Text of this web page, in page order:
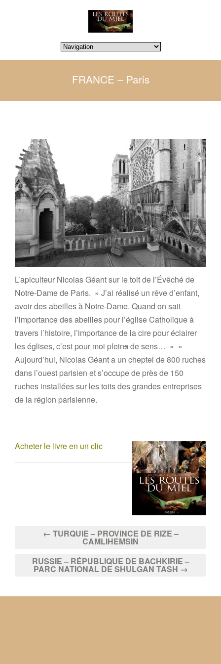
FRANCE – Paris
L’apiculteur Nicolas Géant sur le toit de l’Évêché de
Notre-Dame de Paris. » J’ai réalisé́ un rêve d’enfant,
avoir des abeilles à Notre-Dame. Quand on sait
l’importance des abeilles pour l’église Catholique à
travers l’histoire, l’importance de la cire pour éclairer
les églises, c’est pour moi pleinsde sens… » »
Aujourd’hui, Nicolas Géant a un cheptel de 800 ruches
dans l’ouest parisien et s’occupe de près de 150
ruches installées sur les toits des grandes entreprises
de la région parisienne.
Acheter le livre en un clic
← TURQUIE – PROVINCE DE RIZE –
CAMLIHEMSIN
RUSSIE – RÉPUBLIQUE DE BACHKIRIE –
PARC NATIONAL DE SHULGAN TASH →